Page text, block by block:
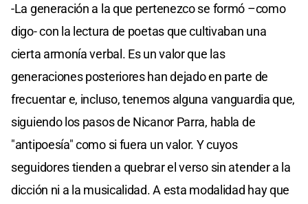
-La generación a la que pertenezco se formó –como
digo- con la lectura de poetas que cultivaban una
cierta armonía verbal. Es un valor que las
generaciones posteriores han dejado en parte de
frecuentar e, incluso, tenemos alguna vanguardia que,
siguiendo los pasos de Nicanor Parra, habla de
"antipoesía" como si fuera un valor. Y cuyos
seguidores tienden a quebrar el verso sin atender a la
dicción ni a la musicalidad. A esta modalidad hay que